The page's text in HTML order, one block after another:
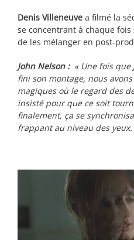
Denis Villeneuve a filmé la
se concentrant à chaque
de les mélanger en post-
John Nelson : « Une fois que
fini son montage, nous
magiques où le regard des
insisté pour que ce soit
finalement, ça se
frappant au niveau des yeux.